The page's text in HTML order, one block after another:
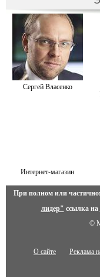
Сергей Власенко
Интернет-магазин
При полном или
лидер" ссылка на
©
О сайте Реклама